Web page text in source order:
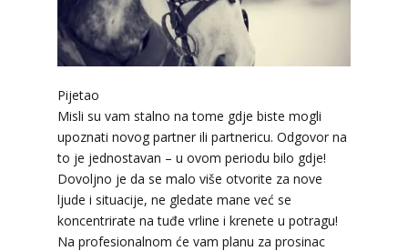
Pijetao
Misli su vam stalno na tome gdje biste mogli
upoznati novog partner ili partnericu. Odgovor na
to je jednostavan – u ovom periodu bilo gdje!
Dovoljno je da se malo više otvorite za nove
ljude i situacije, ne gledate mane već se
koncentrirate na tuđe vrline i krenete u potragu!
Na profesionalnom će vam planu za prosinac